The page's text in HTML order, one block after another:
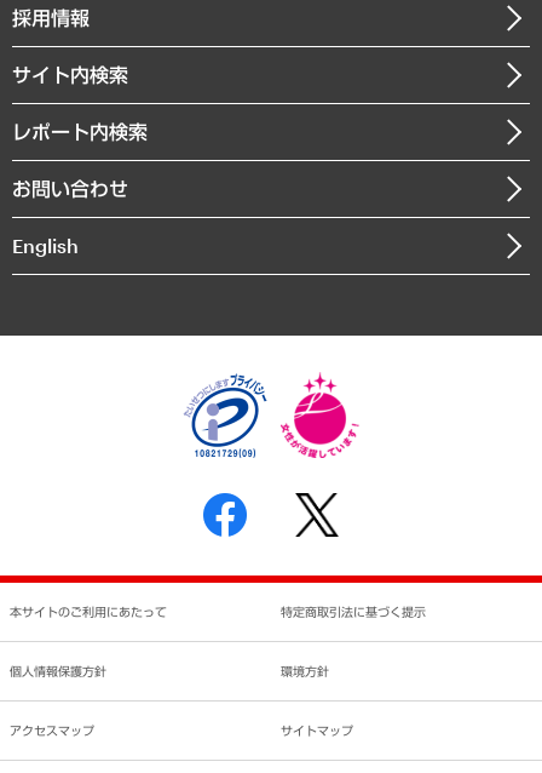
経済・産業・雇用・労働
まちづくり・観光・交通・スポーツ・スマートシティ
自然資源・農林水産業・食料システム
経営用語集
受託・受注実績（官公庁関連）
メディア掲載・出演
会社概要
沿革
組織図・本部部室紹介
インドネシア現地法人
個人情報保護方針
反社会的勢力に対する基本方針
書面による個人情報の開示等の請求の手続きについて
ニュースリリース
お知らせ
採用情報
サイト内検索
レポート内検索
お問い合わせ
English
本サイトのご利用にあたって 特定商取引法に基づく提示
個人情報保護方針 環境方針
アクセスマップ サイトマップ